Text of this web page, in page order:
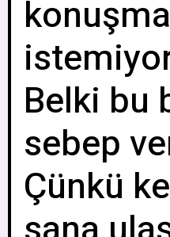
Belki bu
sebep
Çünkü